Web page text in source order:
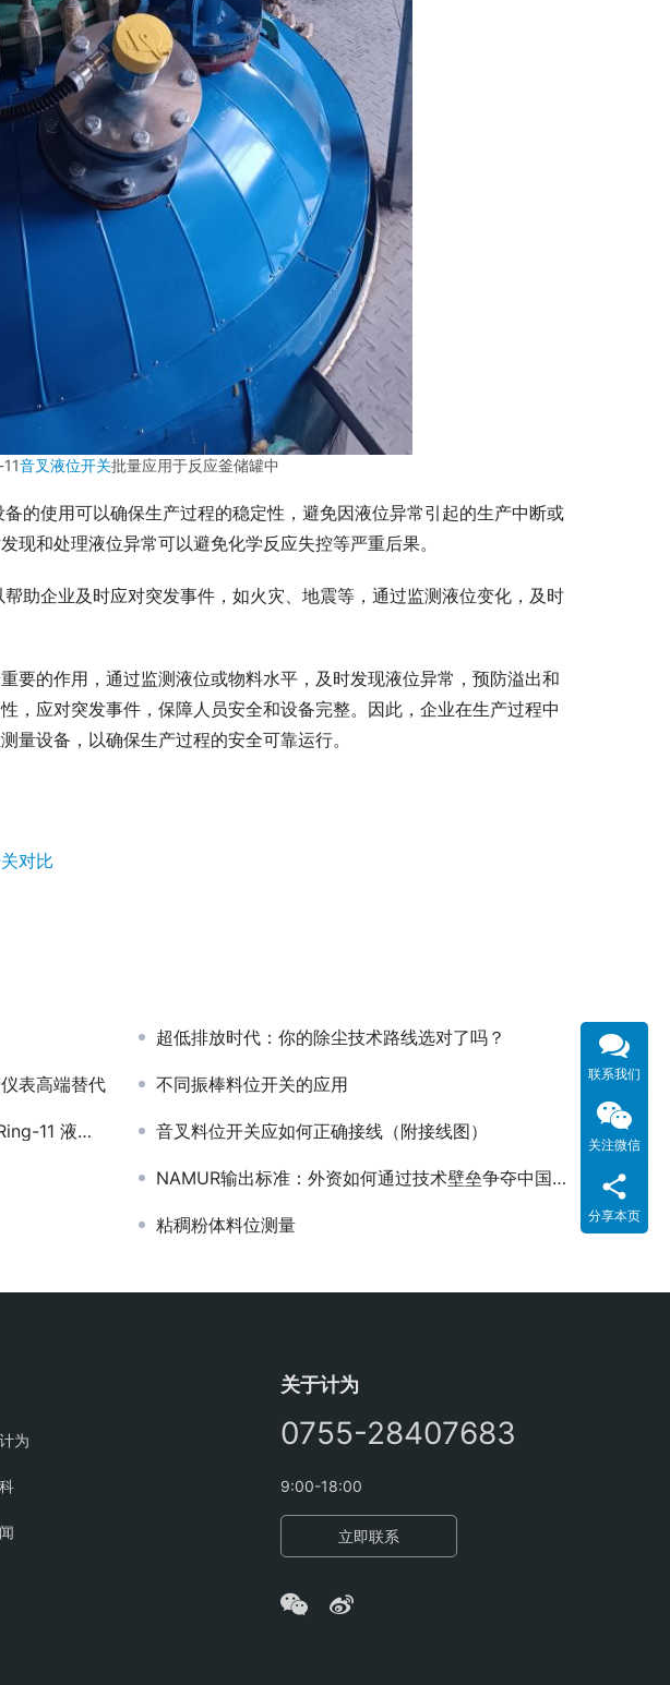
音叉液位开关批量应用于反应釜储罐中
备的使用可以确保生产过程的稳定性，避免因液位异常引起的生产中断或
现和处理液位异常可以避免化学反应失控等严重后果。
助企业及时应对突发事件，如火灾、地震等，通过监测液位变化，及时
要的作用，通过监测液位或物料水平，及时发现液位异常，预防溢出和
，应对突发事件，保障人员安全和设备完整。因此，企业在生产过程中
量设备，以确保生产过程的安全可靠运行。
对比
超低排放时代：你的除尘技术路线选对了吗？
表高端替代 不同振棒料位开关的应用
威实力解析 音叉料位开关应如何正确接线（附接线图）
NAMUR输出标准：外资如何通过技术壁垒争夺中国市场？
粘稠粉体料位测量
为
关于计为
0755-28407683
9:00-18:00
立即联系
联系我们
关注微信
分享本页